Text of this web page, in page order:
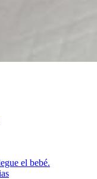
el bebé.